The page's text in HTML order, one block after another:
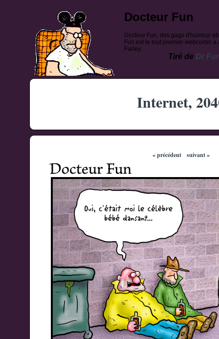
Docteur Fun
Docteur Fun, des gags d'humour
Fun est le tout premier webcomic
Farley.
Tiré de Dr
Internet,
« précédent suivant »